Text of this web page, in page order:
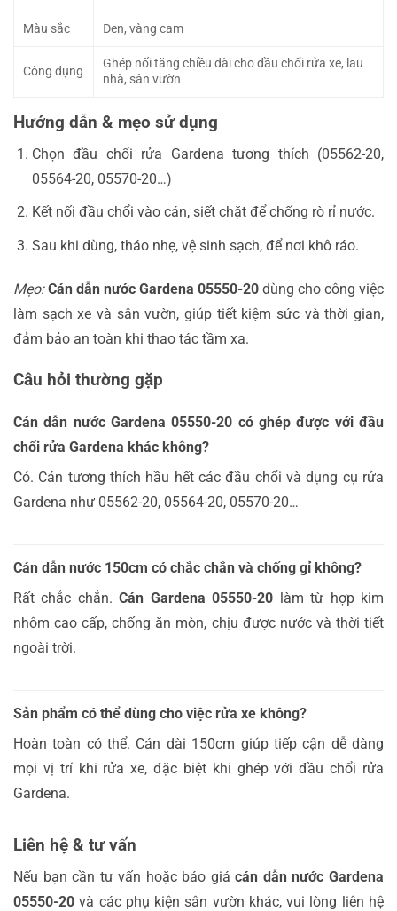
Màu sắc Đen, vàng cam
Công dụng
Ghép nối tăng chiều dài cho đầu chổi rửa xe, lau
nhà, sân vườn
Hướng dẫn & mẹo sử dụng
Chọn đầu chổi rửa Gardena tương thích (05562-20,
05564-20, 05570-20…)
Kết nối đầu chổi vào cán, siết chặt để chống rò rỉ nước.
Sau khi dùng, tháo nhẹ, vệ sinh sạch, để nơi khô ráo.
Mẹo: Cán dẫn nước Gardena 05550-20 dùng cho công việc
làm sạch xe và sân vườn, giúp tiết kiệm sức và thời gian,
đảm bảo an toàn khi thao tác tầm xa.
Câu hỏi thường gặp
Cán dẫn nước Gardena 05550-20 có ghép được với đầu
chổi rửa Gardena khác không?
Có. Cán tương thích hầu hết các đầu chổi và dụng cụ rửa
Gardena như 05562-20, 05564-20, 05570-20…
Cán dẫn nước 150cm có chắc chắn và chống gỉ không?
Rất chắc chắn.Cán Gardena 05550-20 làm từ hợp kim
nhôm cao cấp, chống ăn mòn, chịu được nước và thời tiết
ngoài trời.
Sản phẩm có thể dùng cho việc rửa xe không?
Hoàn toàn có thể. Cán dài 150cm giúp tiếp cận dễ dàng
mọi vị trí khi rửa xe, đặc biệt khi ghép với đầu chổi rửa
Gardena.
Liên hệ & tư vấn
Nếu bạn cần tư vấn hoặc báo giácán dẫn nước Gardena
05550-20 và các phụ kiện sân vườn khác, vui lòng liên hệ